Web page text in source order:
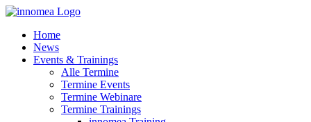
Zum
springenHome
News
Events & Trainings
Alle Termine
Termine Events
Termine Webinare
Termine Trainings